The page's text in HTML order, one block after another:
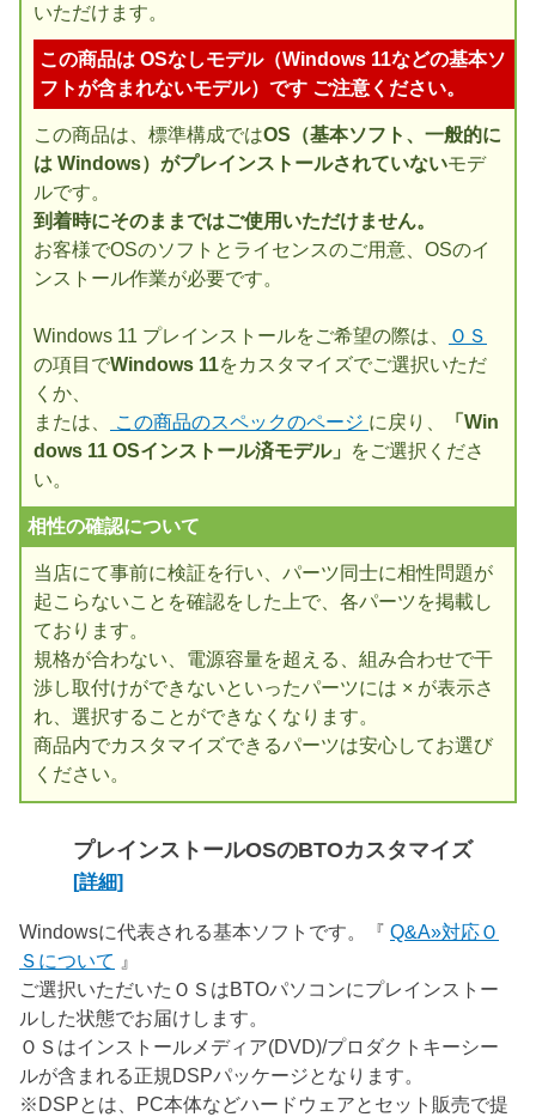
いただけます。
この商品は OSなしモデル（Windows 11などの基本ソ
フトが含まれないモデル）です ご注意ください。
この商品は、標準構成ではOS（基本ソフト、一般的に
は Windows）がプレインストールされていないモデ
ルです。
到着時にそのままではご使用いただけません。
お客様でOSのソフトとライセンスのご用意、OSのイ
ンストール作業が必要です。
Windows 11 プレインストールをご希望の際は、
ＯＳ
の項目でWindows 11をカスタマイズでご選択いただ
くか、
または、
この商品のスペックのページ に戻り、
「Win
dows 11 OSインストール済モデル」
をご選択くださ
い。
相性の確認について
当店にて事前に検証を行い、パーツ同士に相性問題が
起こらないことを確認をした上で、各パーツを掲載し
ております。
規格が合わない、電源容量を超える、組み合わせで干
渉し取付けができないといったパーツには × が表示さ
れ、選択することができなくなります。
商品内でカスタマイズできるパーツは安心してお選び
ください。
プレインストールOSのBTOカスタマイズ
[詳細]
Windowsに代表される基本ソフトです。『 Q&A»対応Ｏ
Ｓについて 』
ご選択いただいたＯＳはBTOパソコンにプレインストー
ルした状態でお届けします。
ＯＳはインストールメディア(DVD)/プロダクトキーシー
ルが含まれる正規DSPパッケージとなります。
※DSPとは、PC本体などハードウェアとセット販売で提